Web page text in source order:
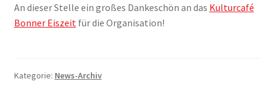
An dieser Stelle ein großes Dankeschön an das Kulturcafé
Bonner Eiszeit für die Organisation!
Kategorie: News-Archiv